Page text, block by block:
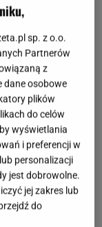
sp. z o.o.
Partnerów
z
dane osobowe
plików
do celów
wyświetlania
i preferencji w
personalizacji
jest dobrowolne.
jej zakres lub
do